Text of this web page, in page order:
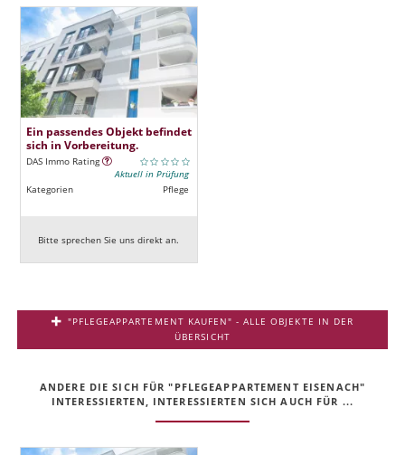
Ein passendes Objekt befindet
sich in Vorbereitung.
DAS Immo Rating
Aktuell in Prüfung
Kategorien
Pflege
Bitte sprechen Sie uns direkt an.
"PFLEGEAPPARTEMENT KAUFEN" - ALLE OBJEKTE IN DER
ÜBERSICHT
ANDERE DIE SICH FÜR "PFLEGEAPPARTEMENT EISENACH"
INTERESSIERTEN, INTERESSIERTEN SICH AUCH FÜR ...